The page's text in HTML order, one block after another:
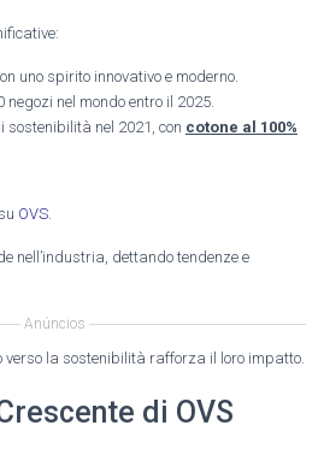
uno spirito innovativo e moderno.
nel mondo entro il 2025.
sostenibilità nel 2021, con cotone al 100%
OVS
nell’industria, dettando tendenze e
Anúncios
verso la sostenibilità rafforza il loro impatto.
di OVS